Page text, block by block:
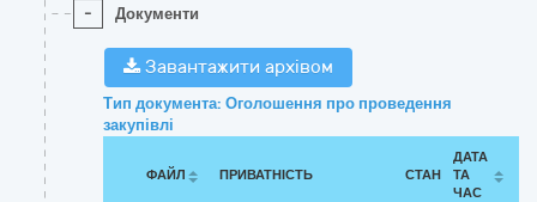
- Документи
Завантажити архівом
Тип документа: Оголошення про проведення
закупівлі
ФАЙЛ ПРИВАТНІСТЬ СТАН
ДАТА
ТА
ЧАС